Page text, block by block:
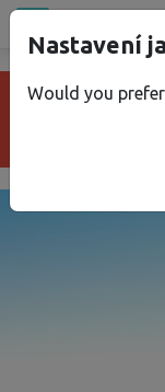
bez
Je nám
Nastavení
Would you